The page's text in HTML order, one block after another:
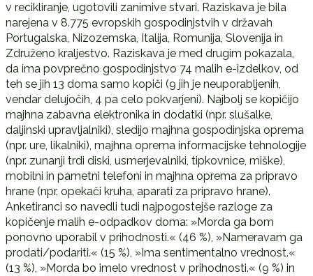
v recikliranje, ugotovili zanimive stvari. Raziskava je bila
narejena v 8.775 evropskih gospodinjstvih v državah
Portugalska, Nizozemska, Italija, Romunija, Slovenija in
Združeno kraljestvo. Raziskava je med drugim pokazala,
da ima povprečno gospodinjstvo 74 malih e-izdelkov, od
teh se jih 13 doma samo kopiči (9 jih je neuporabljenih,
vendar delujočih, 4 pa celo pokvarjeni). Najbolj se kopičijo
majhna zabavna elektronika in dodatki (npr. slušalke,
daljinski upravljalniki), sledijo majhna gospodinjska oprema
(npr. ure, likalniki), majhna oprema informacijske tehnologije
(npr. zunanji trdi diski, usmerjevalniki, tipkovnice, miške),
mobilni in pametni telefoni in majhna oprema za pripravo
hrane (npr. opekači kruha, aparati za pripravo hrane).
Anketiranci so navedli tudi najpogostejše razloge za
kopičenje malih e-odpadkov doma: »Morda ga bom
ponovno uporabil v prihodnosti.« (46 %), »Nameravam ga
prodati/podariti.« (15 %), »Ima sentimentalno vrednost.«
(13 %), »Morda bo imelo vrednost v prihodnosti.« (9 %) in